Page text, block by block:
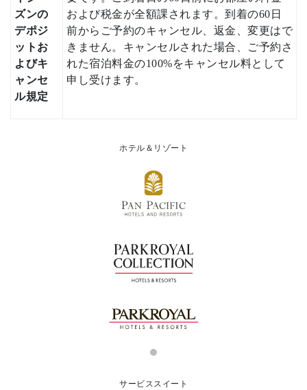
ズンの
デポジ
ットお
よびキ
ャンセ
ル規定
および税金が全額課されます。到着の60日
前からご予約のキャンセル、返金、変更はで
きません。キャンセルされた場合、ご予約さ
れた宿泊料金の100%をキャンセル料として
申し受けます。
ホテル＆リゾート
サービススイート